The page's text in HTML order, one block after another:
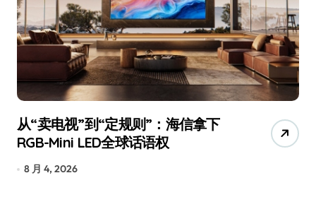
“卖电视”到“定规则”：海信拿下
Mini LED全球话语权
月 4, 2026
追觅
已被